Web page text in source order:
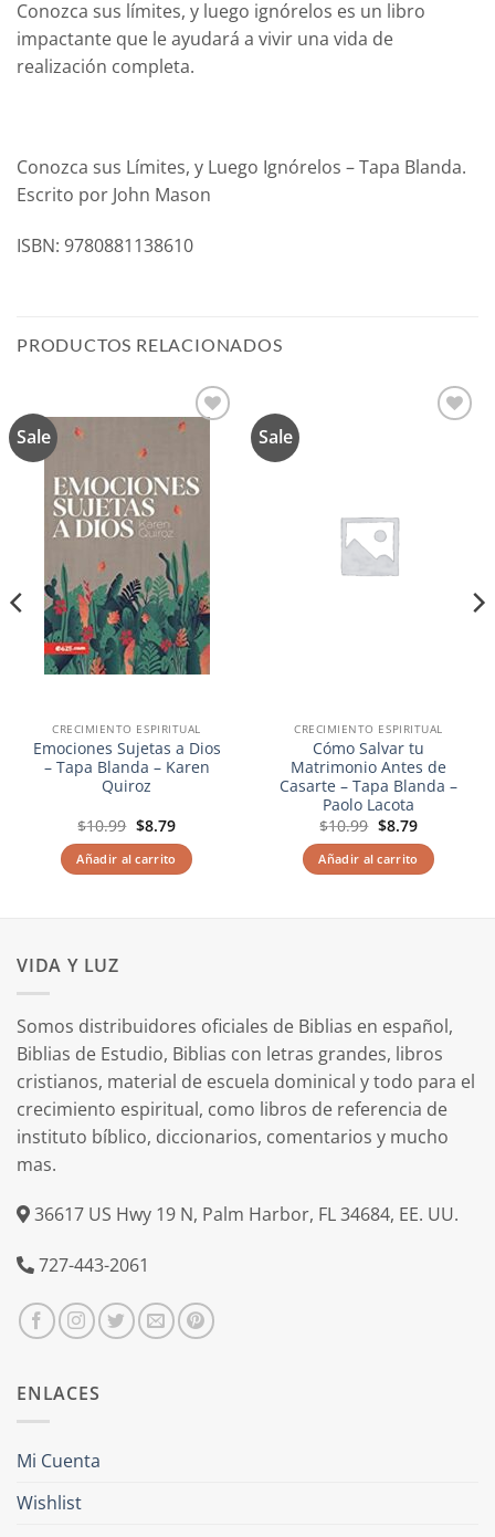
Conozca sus límites, y luego ignórelos es un libro
impactante que le ayudará a vivir una vida de
realización completa.
Conozca sus Límites, y Luego Ignórelos – Tapa Blanda.
Escrito por John Mason
ISBN: 9780881138610
PRODUCTOS RELACIONADOS
Sale
Añadir
deseos
CRECIMIENTO ESPIRITUAL
Emociones Sujetas a Dios
– Tapa Blanda – Karen
Quiroz
$10.99 El
precio
original
era:
$10.99.
$8.79El
actual
es:
$8.79.
Añadir al carrito
Sale
CRECIMIENTO ESPIRITUAL
Cómo Salvar tu
Matrimonio Antes de
Casarte – Tapa Blanda –
Paolo Lacota
$10.99 El
precio
original
era:
$10.99.
$8.79El
actual
es:
$8.79.
Añadir al carrito
VIDA Y LUZ
Somos distribuidores oficiales de Biblias en español,
Biblias de Estudio, Biblias con letras grandes, libros
cristianos, material de escuela dominical y todo para el
crecimiento espiritual, como libros de referencia de
instituto bíblico, diccionarios, comentarios y mucho
mas.
36617 US Hwy 19 N, Palm Harbor, FL 34684, EE. UU.
727-443-2061
ENLACES
Mi Cuenta
Wishlist